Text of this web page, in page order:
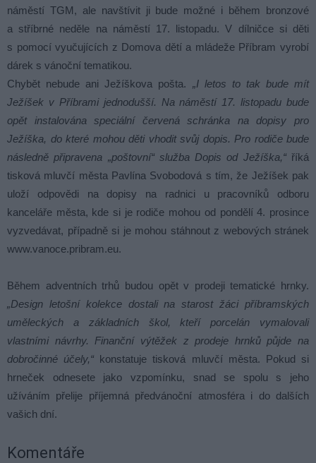
náměstí TGM, ale navštívit ji bude možné i během bronzové
a stříbrné neděle na náměstí 17. listopadu. V dílničce si děti
s pomocí vyučujících z Domova dětí a mládeže Příbram vyrobí
dárek s vánoční tematikou.
Chybět nebude ani Ježíškova pošta. „I letos to tak bude mít
Ježíšek v Příbrami jednodušší. Na náměstí 17. listopadu bude
opět instalována speciální červená schránka na dopisy pro
Ježíška, do které mohou děti vhodit svůj dopis. Pro rodiče bude
následně připravena „poštovní“ služba Dopis od Ježíška,“říká
tisková mluvčí města Pavlína Svobodová s tím, že Ježíšek pak
uloží odpovědi na dopisy na radnici u pracovníků odboru
kanceláře města, kde si je rodiče mohou od pondělí 4. prosince
vyzvedávat, případně si je mohou stáhnout z webových stránek
www.vanoce.pribram.eu.
Během adventních trhů budou opět v prodeji tematické hrnky.
„Design letošní kolekce dostali na starost žáci příbramských
uměleckých a základních škol, kteří porcelán vymalovali
vlastními návrhy. Finanční výtěžek z prodeje hrnků půjde na
dobročinné účely,“ konstatuje tisková mluvčí města. Pokud si
hrneček odnesete jako vzpomínku, snad se spolu s jeho
užíváním přelije příjemná předvánoční atmosféra i do dalších
vašich dní.
Komentáře